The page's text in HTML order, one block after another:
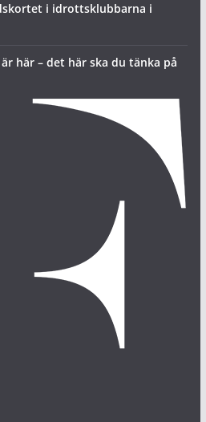
i idrottsklubbarna i
här – det här ska du tänka på